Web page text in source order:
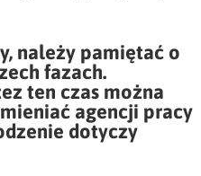
należy pamiętać o
fazach.
ten czas można
agencji pracy
dotyczy